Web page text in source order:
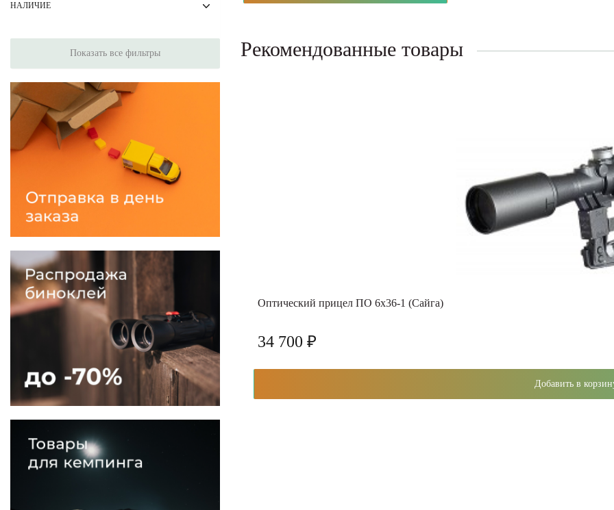
НАЛИЧИЕ
Показать все фильтры Рекомендованные товары
Оптический прицел ПО 6х36-1 (Сайга)
34 700 ₽
Добавить в